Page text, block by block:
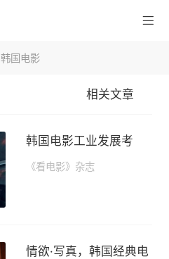
韩国电影
相关文章
韩国电影工业发展考
《看电影》杂志
情欲·写真，韩国经典电